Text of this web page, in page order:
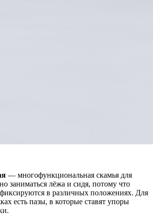
— многофункциональная скамья для
заниматься лёжа и сидя, потому что
в различных положениях. Для
есть пазы, в которые ставят упоры